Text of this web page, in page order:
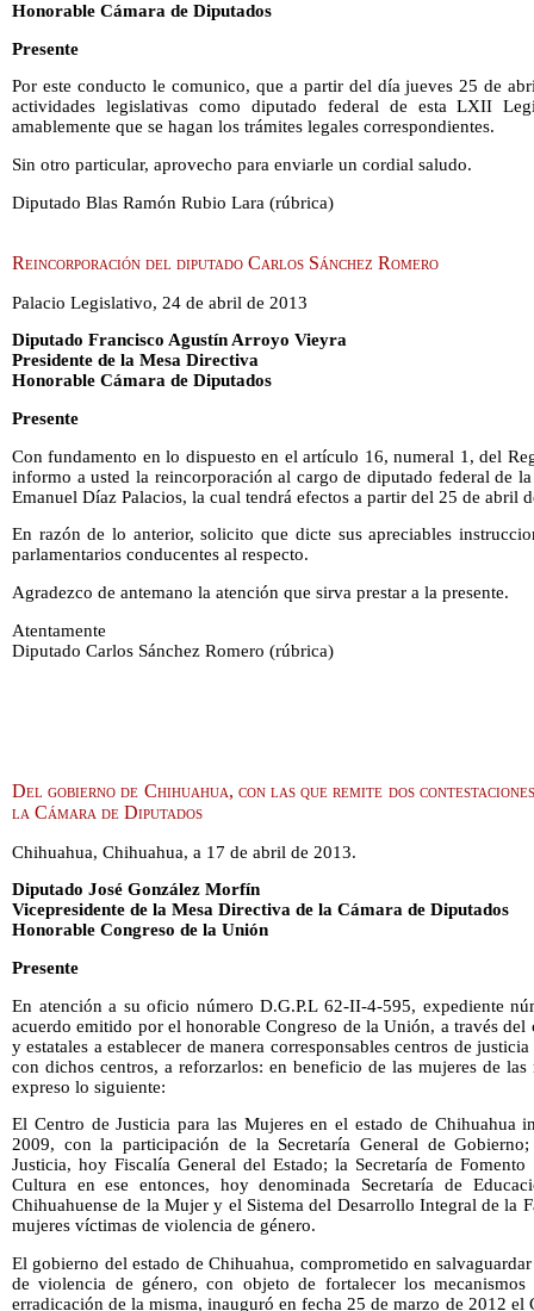
Honorable Cámara de Diputados
Presente
Por este conducto le comunico, que a partir del día jueves 25 de
actividades legislativas como diputado federal de esta LXII
amablemente que se hagan los trámites legales correspondientes.
Sin otro particular, aprovecho para enviarle un cordial saludo.
Diputado Blas Ramón Rubio Lara (rúbrica)
Reincorporación del diputado Carlos Sánchez Romero
Palacio Legislativo, 24 de abril de 2013
Diputado Francisco Agustín Arroyo Vieyra
Presidente de la Mesa Directiva
Honorable Cámara de Diputados
Presente
Con fundamento en lo dispuesto en el artículo 16, numeral 1, del
informo a usted la reincorporación al cargo de diputado federal de
Emanuel Díaz Palacios, la cual tendrá efectos a partir del 25 de abril
En razón de lo anterior, solicito que dicte sus apreciables
parlamentarios conducentes al respecto.
Agradezco de antemano la atención que sirva prestar a la presente.
Atentamente
Diputado Carlos Sánchez Romero (rúbrica)
Del gobierno de Chihuahua, con las que remite dos
la Cámara de Diputados
Chihuahua, Chihuahua, a 17 de abril de 2013.
Diputado José González Morfín
Vicepresidente de la Mesa Directiva de la Cámara de Diputados
Honorable Congreso de la Unión
Presente
En atención a su oficio número D.G.P.L 62-II-4-595, expediente
acuerdo emitido por el honorable Congreso de la Unión, a través
y estatales a establecer de manera corresponsables centros de
con dichos centros, a reforzarlos: en beneficio de las mujeres de las
expreso lo siguiente:
El Centro de Justicia para las Mujeres en el estado de Chihuahua
2009, con la participación de la Secretaría General de
Justicia, hoy Fiscalía General del Estado; la Secretaría de
Cultura en ese entonces, hoy denominada Secretaría de
Chihuahuense de la Mujer y el Sistema del Desarrollo Integral de la
mujeres víctimas de violencia de género.
El gobierno del estado de Chihuahua, comprometido en
de violencia de género, con objeto de fortalecer los
erradicación de la misma, inauguró en fecha 25 de marzo de 2012 el